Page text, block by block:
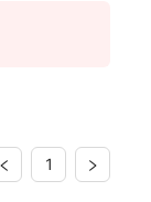
1